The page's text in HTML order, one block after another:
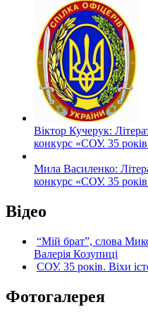
Віктор Кучерук:
конкурс «СОУ. 35 років.
Мила Василенко:
конкурс «СОУ. 35 років.
Відео
“Мій брат”, слова
Валерія Козупиці
СОУ. 35 років. Віхи
Фотогалерея